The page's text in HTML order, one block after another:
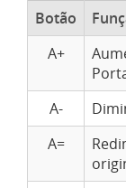
Botão
A+
A-
A=